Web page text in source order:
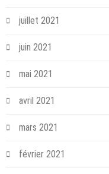
juillet 2021
juin 2021
mai 2021
avril 2021
mars 2021
février 2021